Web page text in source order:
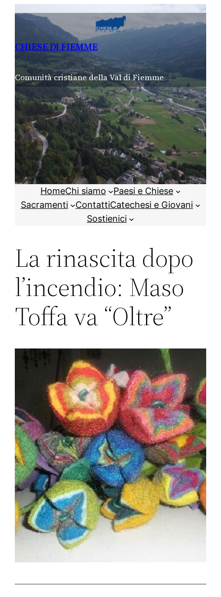
CHIESE DI FIEMME
Comunità cristiane della Val di Fiemme
HomeChi siamo
Paesi e Chiese
Sacramenti
ContattiCatechesi e Giovani
Sostienici
La rinascita dopo
l’incendio: Maso
Toffa va “Oltre”